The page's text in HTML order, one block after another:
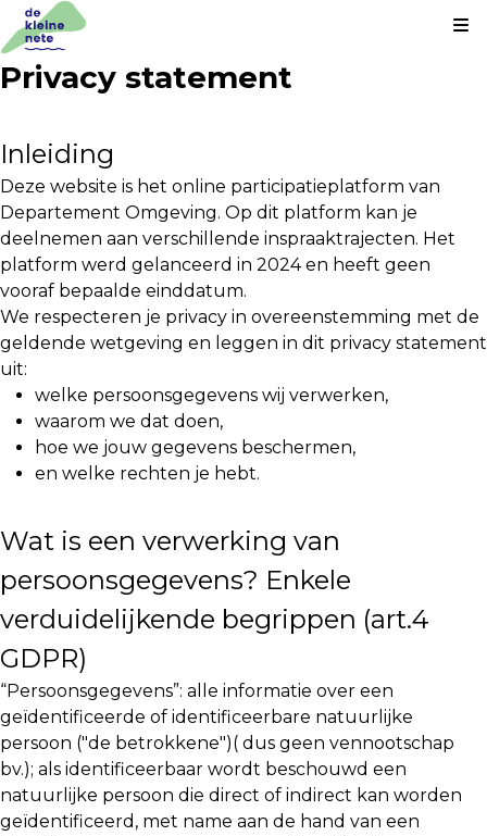
Privacy statement
Inleiding
Deze website is het online participatieplatform van
Departement Omgeving. Op dit platform kan je
deelnemen aan verschillende inspraaktrajecten. Het
platform werd gelanceerd in 2024 en heeft geen
vooraf bepaalde einddatum.
We respecteren je privacy in overeenstemming met de
geldende wetgeving en leggen in dit privacy statement
uit:
welke persoonsgegevens wij verwerken,
waarom we dat doen,
hoe we jouw gegevens beschermen,
en welke rechten je hebt.
Wat is een verwerking van
persoonsgegevens? Enkele
verduidelijkende begrippen (art.4
GDPR)
“Persoonsgegevens”: alle informatie over een
geïdentificeerde of identificeerbare natuurlijke
persoon ("de betrokkene")( dus geen vennootschap
bv.); als identificeerbaar wordt beschouwd een
natuurlijke persoon die direct of indirect kan worden
geïdentificeerd, met name aan de hand van een